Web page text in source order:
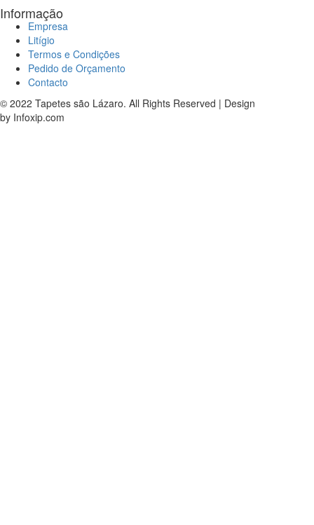
Informação
Empresa
Litígio
Termos e Condições
Pedido de Orçamento
Contacto
© 2022 Tapetes são Lázaro. All Rights Reserved | Design
by Infoxip.com